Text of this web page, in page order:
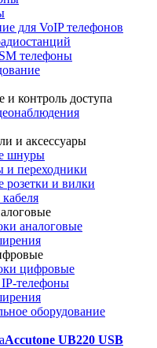
для VoIP телефонов
телефоны
контроль доступа
и аксессуары
шнуры
и переходники
розетки и вилки
аналоговые
цифровые
телефоны
оборудование
Accutone UB220 USB